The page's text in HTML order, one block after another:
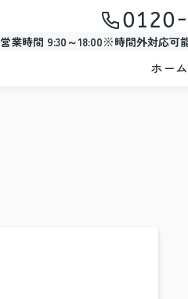
営業時間 9:30～18:00※時間外対応可
ホーム